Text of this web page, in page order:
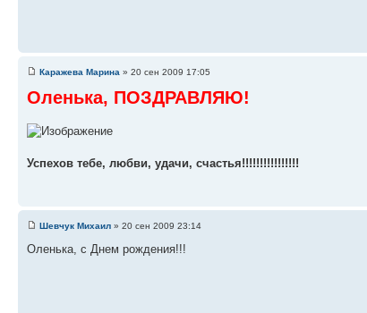
Каражева Марина » 20 сен 2009 17:05
Оленька, ПОЗДРАВЛЯЮ!
Успехов тебе, любви, удачи, счастья!!!!!!!!!!!!!!!!
Шевчук Михаил » 20 сен 2009 23:14
Оленька, с Днем рождения!!!